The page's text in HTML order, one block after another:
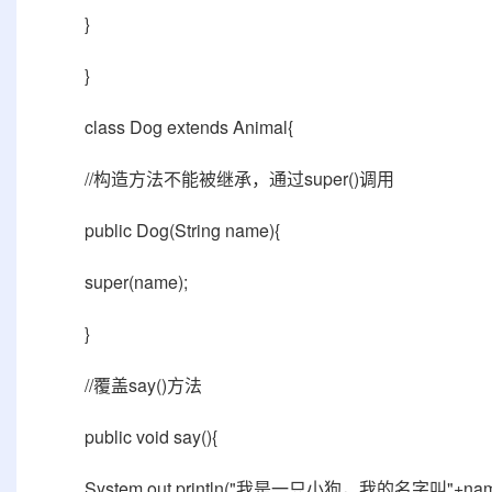
}
}
class Dog extends Animal{
//构造方法不能被继承，通过super()调用
public Dog(String name){
super(name);
}
//覆盖say()方法
public void say(){